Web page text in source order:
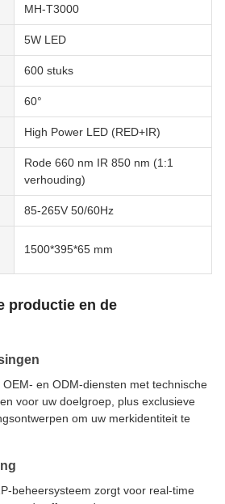
MH-T3000
5W LED
600 stuks
60°
High Power LED (RED+IR)
Rode 660 nm IR 850 nm (1:1
verhouding)
85-265V 50/60Hz
1500*395*65 mm
productie en de
en ODM-diensten met technische
voor uw doelgroep, plus exclusieve
om uw merkidentiteit te
beheersysteem zorgt voor real-time